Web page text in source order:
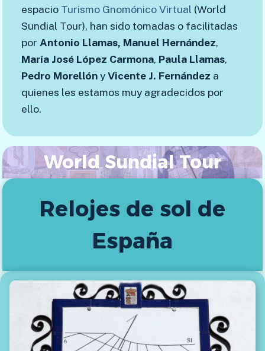
espacio Turismo Gnomónico Virtual (World
Sundial Tour), han sido tomadas o facilitadas
por Antonio Llamas, Manuel Hernández,
María José López Carmona, Paula Llamas,
Pedro MorellónyVicente J. Fernández a
quienes les estamos muy agradecidos por
ello.
World Sundial Tour
Relojes de sol de
España